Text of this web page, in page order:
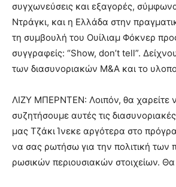
συγχωνεύσεις και εξαγορές,
Ντράγκι, και η Ελλάδα στην
τη συμβουλή του Ουίλιαμ Φόκνερ
συγγραφείς: “Show, don’t tell”.
των διασυνοριακών Μ&Α και το
ΛΙΖΥ ΜΠΕΡΝΤΕΝ: Λοιπόν, θα χαρείτε
συζητήσουμε αυτές τις
μας Τζάκι Ίνεκε αργότερα στο
να σας ρωτήσω για την πολιτική
ρωσικών περιουσιακών στοιχείων. Θα